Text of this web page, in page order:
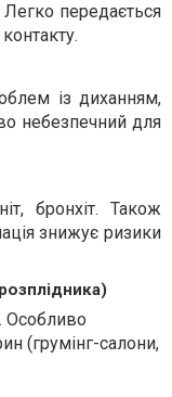
передається
із диханням,
небезпечний для
бронхіт. Також
знижує ризики
Особливо
(грумінг-салони,